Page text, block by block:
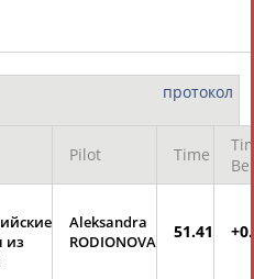
протокол
Pilot Time
из
Aleksandra
RODIONOVA
51.41